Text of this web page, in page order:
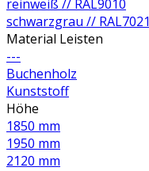
reinweiß // RAL9010
schwarzgrau // RAL7021
Material Leisten
---
Buchenholz
Kunststoff
Höhe
1850 mm
1950 mm
2120 mm